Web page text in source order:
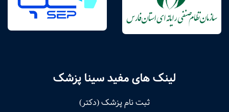
لینک های مفید سینا پزشک
ثبت نام پزشک (دکتر)